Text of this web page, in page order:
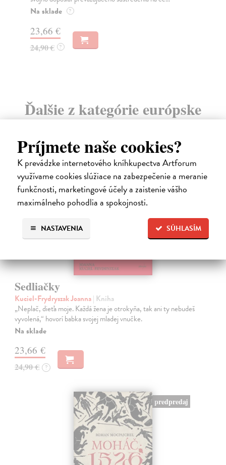
Príjmete naše cookies?
K prevádzke internetového kníhkupectva Artforum
využívame cookies slúžiace na zabezpečenie a meranie
funkčnosti, marketingové účely a zaistenie vášho
maximálneho pohodlia a spokojnosti.
SÚHLASÍM
NASTAVENIA
Na sklade ?
23,66 €
24,90 € ?
Ďalšie z kategórie európske
na sklade
Sedliačky
Kuciel-Frydryszak Joanna| Kniha
„Neplač, dieťa moje. Každá žena je otrokyňa, tak ani ty nebudeš
vyvolená,“ hovorí babka svojej mladej vnučke.
Na sklade
23,66 €
24,90 € ?
predpredaj